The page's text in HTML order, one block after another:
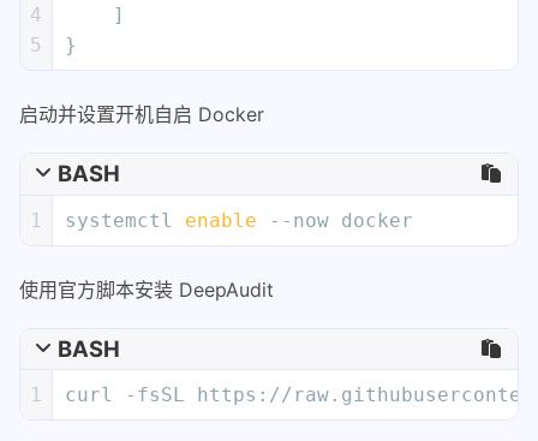
4
5
]
}
启动并设置开机自启 Docker
BASH
1 systemctl enable --now docker
使用官方脚本安装 DeepAudit
BASH
1 curl -fsSL https://